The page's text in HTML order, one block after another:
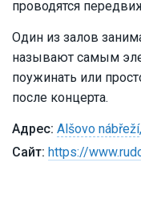
проводятся
Один из залов
называют самым
поужинать или
после концерта.
Alšovo
https://